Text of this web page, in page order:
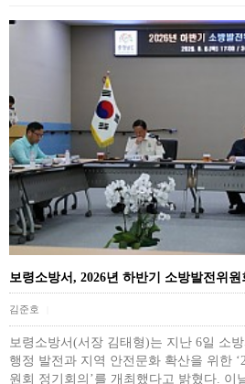
보령소방서, 2026년 하반기 소방발전위
김준호
보령소방서(서장 김태형)는 지난 6일 소
행정 발전과 지역 안전문화 확산을 위한
원회 정기회의’를 개최했다고 밝혔다. 이